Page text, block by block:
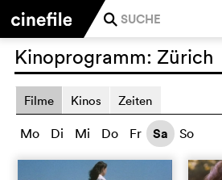
j
Kinoprogramm: Zürich
Filme Kinos Zeiten
Mo Di Mi Do Fr Sa So